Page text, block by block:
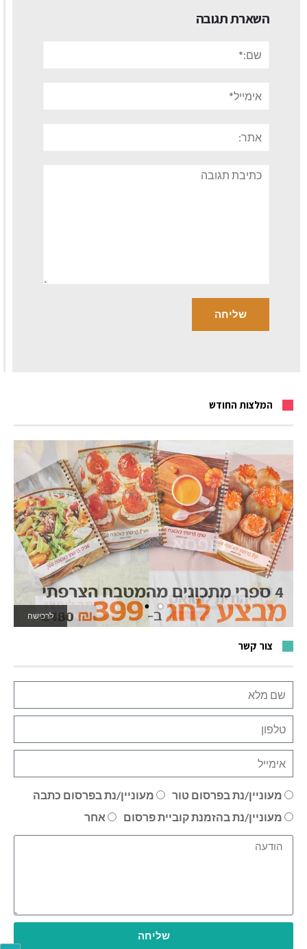
השארת תגובה
תגובה
המלצות החודש
לרכישה
לאתר המשחקים
צור קשר
מעוניין/נת בפרסום טור
מעוניין/נת בפרסום כתבה
מעוניין/נת בהזמנת קוביית פרסום
אחר
שליחה